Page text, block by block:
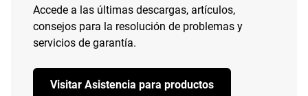
Accede a las últimas descargas, artículos,
consejos para la resolución de problemas y
servicios de garantía.
Visitar Asistencia para productos